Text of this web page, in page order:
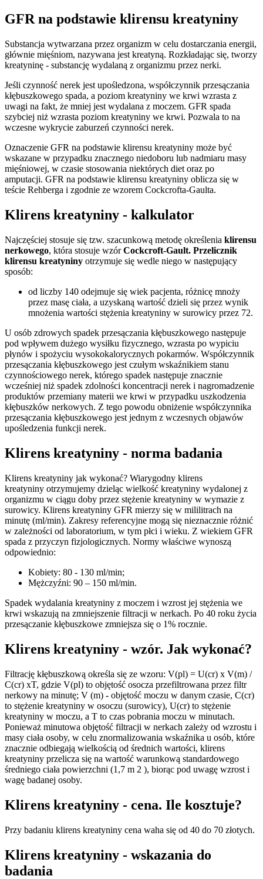
GFR na podstawie klirensu kreatyniny
Substancja wytwarzana przez organizm w celu dostarczania energii,
głównie mięśniom, nazywana jest kreatyną. Rozkładając się, tworzy
kreatyninę - substancję wydalaną z organizmu przez nerki.
Jeśli czynność nerek jest upośledzona, współczynnik przesączania
kłębuszkowego spada, a poziom kreatyniny we krwi wzrasta z
uwagi na fakt, że mniej jest wydalana z moczem. GFR spada
szybciej niż wzrasta poziom kreatyniny we krwi. Pozwala to na
wczesne wykrycie zaburzeń czynności nerek.
Oznaczenie GFR na podstawie klirensu kreatyniny może być
wskazane w przypadku znacznego niedoboru lub nadmiaru masy
mięśniowej, w czasie stosowania niektórych diet oraz po
amputacji. GFR na podstawie klirensu kreatyniny oblicza się w
teście Rehberga i zgodnie ze wzorem Cockcrofta-Gaulta.
Klirens kreatyniny - kalkulator
Najczęściej stosuje się tzw. szacunkową metodę określenia klirensu
nerkowego, która stosuje wzórCockcroft-Gault. Przelicznik
klirensu kreatyniny otrzymuje się wedle niego w następujący
sposób:
od liczby 140 odejmuje się wiek pacjenta, różnicę mnoży
przez masę ciała, a uzyskaną wartość dzieli się przez wynik
mnożenia wartości stężenia kreatyniny w surowicy przez 72.
U osób zdrowych spadek przesączania kłębuszkowego następuje
pod wpływem dużego wysiłku fizycznego, wzrasta po wypiciu
płynów i spożyciu wysokokalorycznych pokarmów. Współczynnik
przesączania kłębuszkowego jest czułym wskaźnikiem stanu
czynnościowego nerek, którego spadek następuje znacznie
wcześniej niż spadek zdolności koncentracji nerek i nagromadzenie
produktów przemiany materii we krwi w przypadku uszkodzenia
kłębuszków nerkowych. Z tego powodu obniżenie współczynnika
przesączania kłębuszkowego jest jednym z wczesnych objawów
upośledzenia funkcji nerek.
Klirens kreatyniny - norma badania
Klirens kreatyniny jak wykonać? Wiarygodny klirens
kreatyniny otrzymujemy dzieląc wielkość kreatyniny wydalonej z
organizmu w ciągu doby przez stężenie kreatyniny w wymazie z
surowicy. Klirens kreatyniny GFR mierzy się w mililitrach na
minutę (ml/min). Zakresy referencyjne mogą się nieznacznie różnić
w zależności od laboratorium, w tym płci i wieku. Z wiekiem GFR
spada z przyczyn fizjologicznych. Normy właściwe wynoszą
odpowiednio:
Kobiety: 80 - 130 ml/min;
Mężczyźni: 90 – 150 ml/min.
Spadek wydalania kreatyniny z moczem i wzrost jej stężenia we
krwi wskazują na zmniejszenie filtracji w nerkach. Po 40 roku życia
przesączanie kłębuszkowe zmniejsza się o 1% rocznie.
Klirens kreatyniny - wzór. Jak wykonać?
Filtrację kłębuszkową określa się ze wzoru: V(pl) = U(cr) x V(m) /
C(cr) xT, gdzie V(pl) to objętość osocza przefiltrowana przez filtr
nerkowy na minutę; V (m) - objętość moczu w danym czasie, C(cr)
to stężenie kreatyniny w osoczu (surowicy), U(cr) to stężenie
kreatyniny w moczu, a T to czas pobrania moczu w minutach.
Ponieważ minutowa objętość filtracji w nerkach zależy od wzrostu i
masy ciała osoby, w celu znormalizowania wskaźnika u osób, które
znacznie odbiegają wielkością od średnich wartości, klirens
kreatyniny przelicza się na wartość warunkową standardowego
średniego ciała powierzchni (1,7 m 2 ), biorąc pod uwagę wzrost i
wagę badanej osoby.
Klirens kreatyniny - cena. Ile kosztuje?
Przy badaniu klirens kreatyniny cena waha się od 40 do 70 złotych.
Klirens kreatyniny - wskazania do
badania